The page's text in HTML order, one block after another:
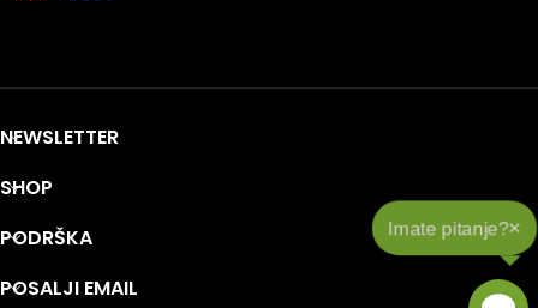
NEWSLETTER
SHOP
PODRŠKA
POSALJI EMAIL
Imate pitanje?×